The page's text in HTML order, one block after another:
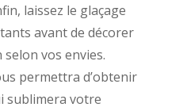
laissez le glaçage
avant de décorer
vos envies.
permettra d’obtenir
sublimera votre